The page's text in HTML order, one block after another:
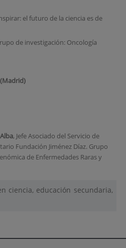
el futuro de la ciencia es de
de investigación: Oncología
, Jefe Asociado del Servicio de
Fundación Jiménez Díaz. Grupo
de Enfermedades Raras y
ciencia, educación secundaria,